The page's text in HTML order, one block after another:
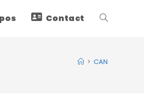
Contact Toggle
> CAN